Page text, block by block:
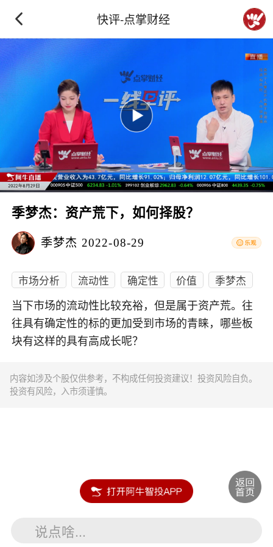
快评-点掌财经
季梦杰：资产荒下，如何择股？
季梦杰 2022-08-29
市场分析 流动性 确定性 价值 季梦杰
当下市场的流动性比较充裕，但是属于资产荒。往
往具有确定性的标的更加受到市场的青睐，哪些板
块有这样的具有高成长呢？
内容如涉及个股仅供参考，不构成任何投资建议！投资风险自负。
投资有风险，入市须谨慎。
说点啥...